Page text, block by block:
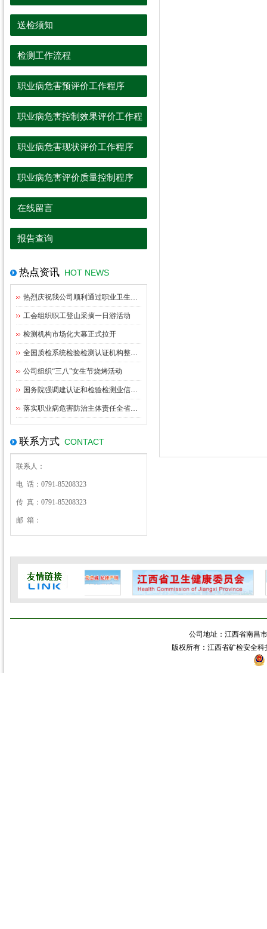
送检须知
检测工作流程
职业病危害预评价工作程序
职业病危害控制效果评价工作程
序
职业病危害现状评价工作程序
职业病危害评价质量控制程序
在线留言
报告查询
热点资讯 HOT NEWS
热烈庆祝我公司顺利通过职业卫生资质扩项评审
工会组织职工登山采摘一日游活动
检测机构市场化大幕正式拉开
全国质检系统检验检测认证机构整合指导意见出台
公司组织“三八”女生节烧烤活动
国务院强调建认证和检验检测业信用体系管理
落实职业病危害防治主体责任全省职业卫生监管工作座谈会在九江召开
联系方式 CONTACT
联系人：
电 话：0791-85208323
传 真：0791-85208323
邮 箱：
公司地址：江西省南昌
版权所有：江西省矿检安全